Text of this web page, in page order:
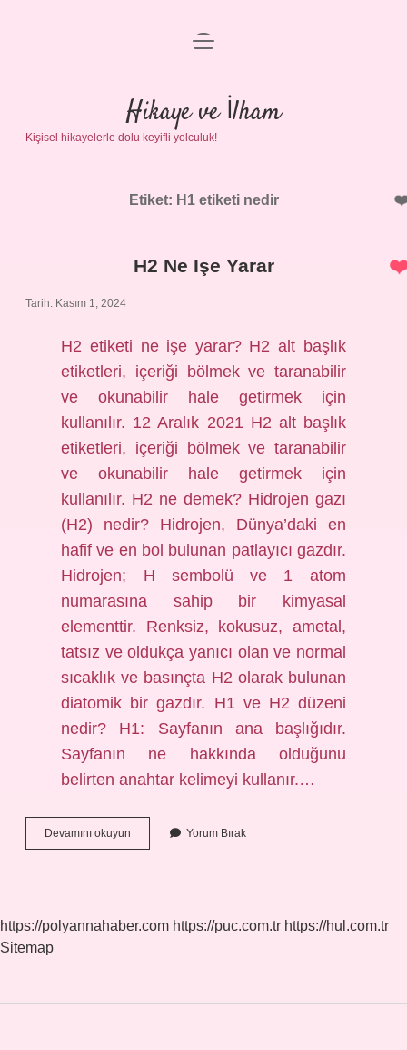
Anasayfa
Gizlilik Politikası
Yasal Uyarı
menüyü
Hikaye ve İlham
Kişisel hikayelerle dolu keyifli yolculuk!
Etiket: H1 etiketi nedir
H2 Ne Işe Yarar
Tarih: Kasım 1, 2024
H2 etiketi ne işe yarar? H2 alt başlık
etiketleri, içeriği bölmek ve taranabilir
ve okunabilir hale getirmek için
kullanılır. 12 Aralık 2021 H2 alt başlık
etiketleri, içeriği bölmek ve taranabilir
ve okunabilir hale getirmek için
kullanılır. H2 ne demek? Hidrojen gazı
(H2) nedir? Hidrojen, Dünya’daki en
hafif ve en bol bulunan patlayıcı gazdır.
Hidrojen; H sembolü ve 1 atom
numarasına sahip bir kimyasal
elementtir. Renksiz, kokusuz, ametal,
tatsız ve oldukça yanıcı olan ve normal
sıcaklık ve basınçta H2 olarak bulunan
diatomik bir gazdır. H1 ve H2 düzeni
nedir? H1: Sayfanın ana başlığıdır.
Sayfanın ne hakkında olduğunu
belirten anahtar kelimeyi kullanır.…
Devamını okuyun
Ne
Yorum Bırak
https://polyannahaber.com https://puc.com.tr https://hul.com.tr
Sitemap